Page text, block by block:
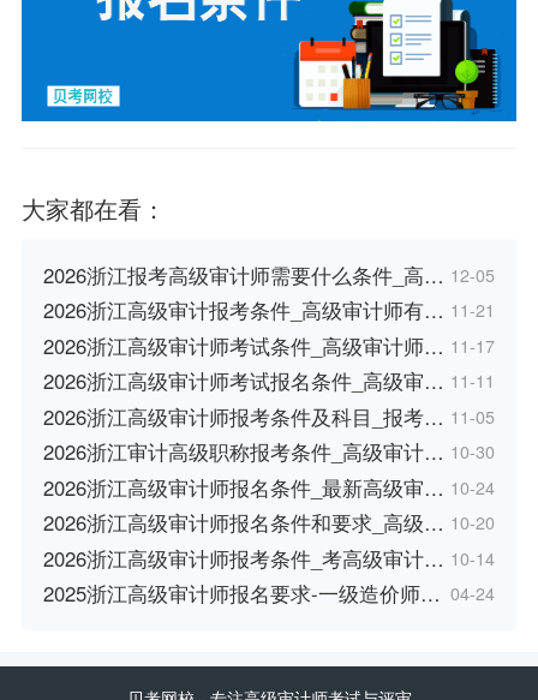
大家都在看：
2026浙江报考高级审计师需要什么条件_高… 12-05
2026浙江高级审计报考条件_高级审计师有… 11-21
2026浙江高级审计师考试条件_高级审计师… 11-17
2026浙江高级审计师考试报名条件_高级审… 11-11
2026浙江高级审计师报考条件及科目_报考… 11-05
2026浙江审计高级职称报考条件_高级审计… 10-30
2026浙江高级审计师报名条件_最新高级审… 10-24
2026浙江高级审计师报名条件和要求_高级… 10-20
2026浙江高级审计师报考条件_考高级审计… 10-14
2025浙江高级审计师报名要求-一级造价师… 04-24